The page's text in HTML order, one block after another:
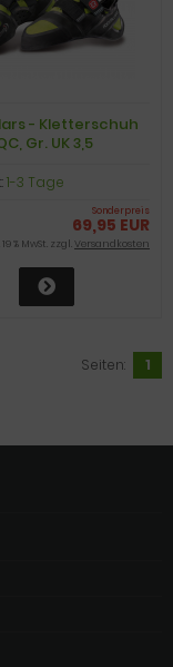
- Kletterschuh
Gr. UK 3,5
1-3 Tage
Sonderpreis
69,95 EUR
% MwSt. zzgl.Versandkosten
Seiten: 1